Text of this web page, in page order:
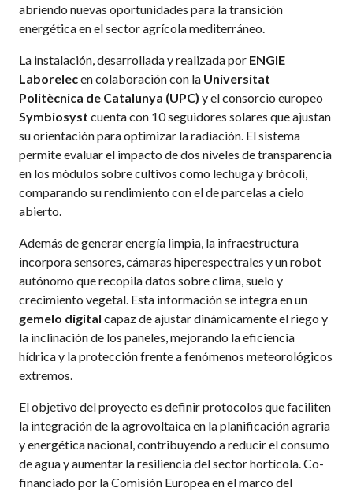
abriendo nuevas oportunidades para la transición
energética en el sector agrícola mediterráneo.
La instalación, desarrollada y realizada por ENGIE
Laborelecen colaboración con la Universitat
Politècnica de Catalunya (UPC) y el consorcio europeo
Symbiosystcuenta con 10 seguidores solares que ajustan
su orientación para optimizar la radiación. El sistema
permite evaluar el impacto de dos niveles de transparencia
en los módulos sobre cultivos como lechuga y brócoli,
comparando su rendimiento con el de parcelas a cielo
abierto.
Además de generar energía limpia, la infraestructura
incorpora sensores, cámaras hiperespectrales y un robot
autónomo que recopila datos sobre clima, suelo y
crecimiento vegetal. Esta información se integra en un
gemelo digital capaz de ajustar dinámicamente el riego y
la inclinación de los paneles, mejorando la eficiencia
hídrica y la protección frente a fenómenos meteorológicos
extremos.
El objetivo del proyecto es definir protocolos que faciliten
la integración de la agrovoltaica en la planificación agraria
y energética nacional, contribuyendo a reducir el consumo
de agua y aumentar la resiliencia del sector hortícola. Co-
financiado por la Comisión Europea en el marco del